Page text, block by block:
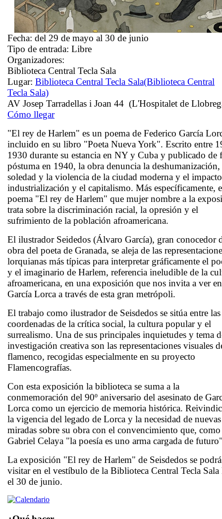
Fecha: del 29 de mayo al 30 de junio
Tipo de entrada: Libre
Organizadores:
Biblioteca Central Tecla Sala
Lugar: Biblioteca Central Tecla Sala(Biblioteca Central
Tecla Sala)
AV Josep Tarradellas i Joan 44 (L'Hospitalet de
Cómo llegar
"El rey de Harlem" es un poema de Federico García
incluido en su libro "Poeta Nueva York". Escrito entre
1930 durante su estancia en NY y Cuba y publicado de
póstuma en 1940, la obra denuncia la deshumanización,
soledad y la violencia de la ciudad moderna y el
industrialización y el capitalismo. Más específicamente,
poema "El rey de Harlem" que mujer nombre a la
trata sobre la discriminación racial, la opresión y el
sufrimiento de la población afroamericana.
El ilustrador Seidedos (Álvaro García), gran conocedor
obra del poeta de Granada, se aleja de las
lorquianas más típicas para interpretar gráficamente el
y el imaginario de Harlem, referencia ineludible de la
afroamericana, en una exposición que nos invita a ver en
García Lorca a través de esta gran metrópoli.
El trabajo como ilustrador de Seisdedos se sitúa entre las
coordenadas de la crítica social, la cultura popular y el
surrealismo. Una de sus principales inquietudes y tema
investigación creativa son las representaciones visuales
flamenco, recogidas especialmente en su proyecto
Flamencografías.
Con esta exposición la biblioteca se suma a la
conmemoración del 90º aniversario del asesinato de
Lorca como un ejercicio de memoria histórica.
la vigencia del legado de Lorca y la necesidad de nuevas
miradas sobre su obra con el convencimiento que, como
Gabriel Celaya "la poesía es uno arma cargada de
La exposición "El rey de Harlem" de Seisdedos se podrá
visitar en el vestíbulo de la Biblioteca Central Tecla Sala
el 30 de junio.